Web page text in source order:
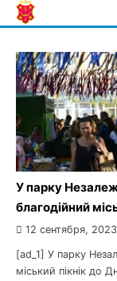
Skip
to
У парку
благодійний
12 сентября, 2023
[ad_1] У парку
міський пікнік до